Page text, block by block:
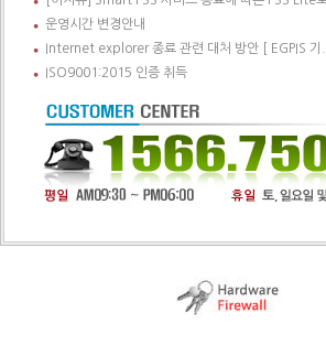
운영시간 변경안내
Internet explorer 종료 관련 대처 방안 [ EGPIS 기..
ISO9001:2015 인증 취득